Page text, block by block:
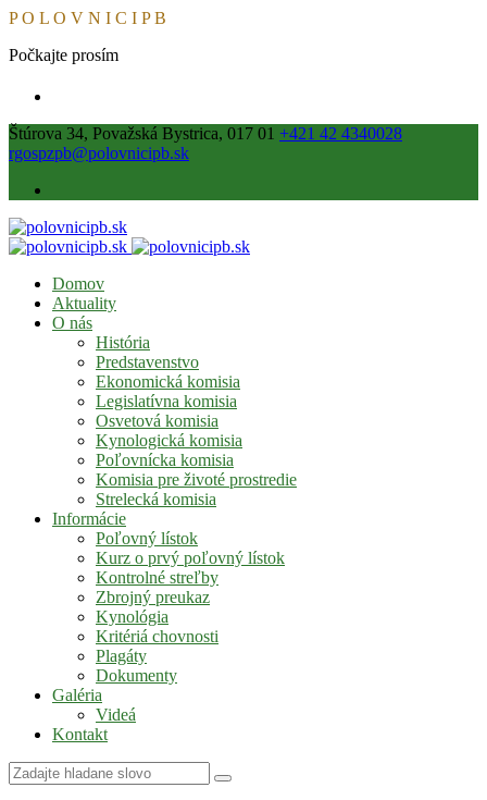
PO L O V N I C I PB
Počkajte prosím
Štúrova 34, Považská Bystrica, 017 01 +421 42 4340028
rgospzpb@polovnicipb.sk
Domov
Aktuality
O nás
História
Predstavenstvo
Ekonomická komisia
Legislatívna komisia
Osvetová komisia
Kynologická komisia
Poľovnícka komisia
Komisia pre životé prostredie
Strelecká komisia
Informácie
Poľovný lístok
Kurz o prvý poľovný lístok
Kontrolné streľby
Zbrojný preukaz
Kynológia
Kritériá chovnosti
Plagáty
Dokumenty
Galéria
Videá
Kontakt